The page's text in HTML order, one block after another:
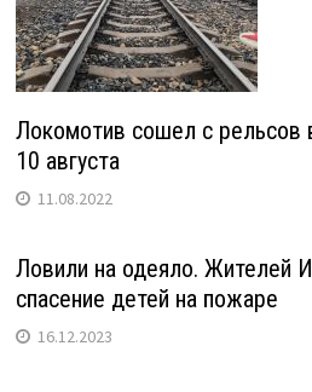
Локомотив сошел с рельсов
10 августа
11.08.2022
Ловили на одеяло. Жителей
спасение детей на пожаре
16.12.2023